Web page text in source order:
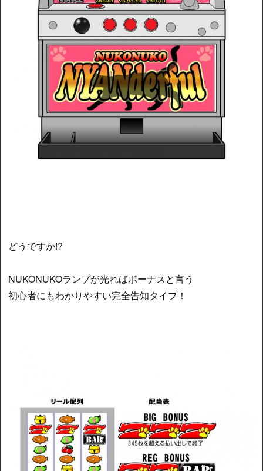
どうですか!?
NUKONUKOランプが光ればボーナスと言う
初心者にもわかりやすい完全告知タイプ！